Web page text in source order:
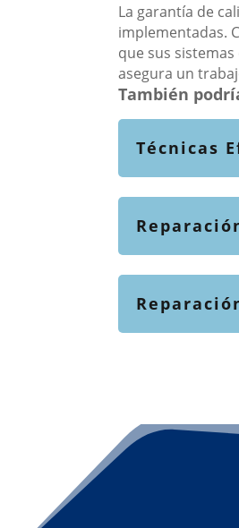
La garantía de
implementadas.
que sus
asegura un
También
Técnicas